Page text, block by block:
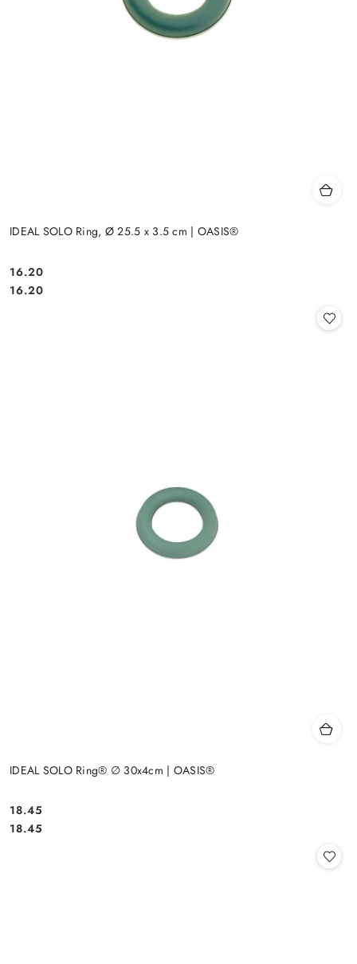
IDEAL SOLO Ring, Ø 25.5 x 3.5 cm | OASIS®
Cena:
16.20
Cena:
16.20
IDEAL SOLO Ring® ∅ 30x4cm | OASIS®
Cena:
18.45
Cena:
18.45